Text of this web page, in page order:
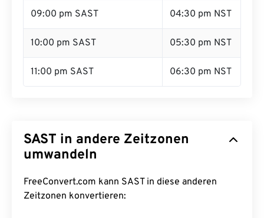
09:00 pm SAST 04:30 pm NST
10:00 pm SAST 05:30 pm NST
11:00 pm SAST 06:30 pm NST
SAST in andere Zeitzonen
umwandeln
FreeConvert.com kann SAST in diese anderen
Zeitzonen konvertieren: